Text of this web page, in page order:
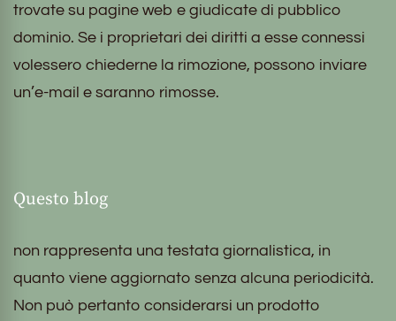
trovate su pagine web e giudicate di pubblico
dominio. Se i proprietari dei diritti a esse connessi
volessero chiederne la rimozione, possono inviare
un’e-mail e saranno rimosse.
Questo blog
non rappresenta una testata giornalistica, in
quanto viene aggiornato senza alcuna periodicità.
Non può pertanto considerarsi un prodotto